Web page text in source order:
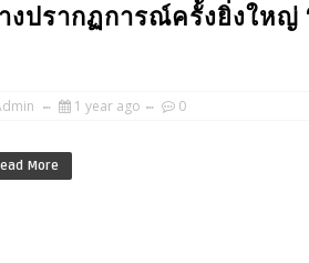
ปรากฏการณ์ครั้งยิ่งใหญ่​
1 year ago 0
More